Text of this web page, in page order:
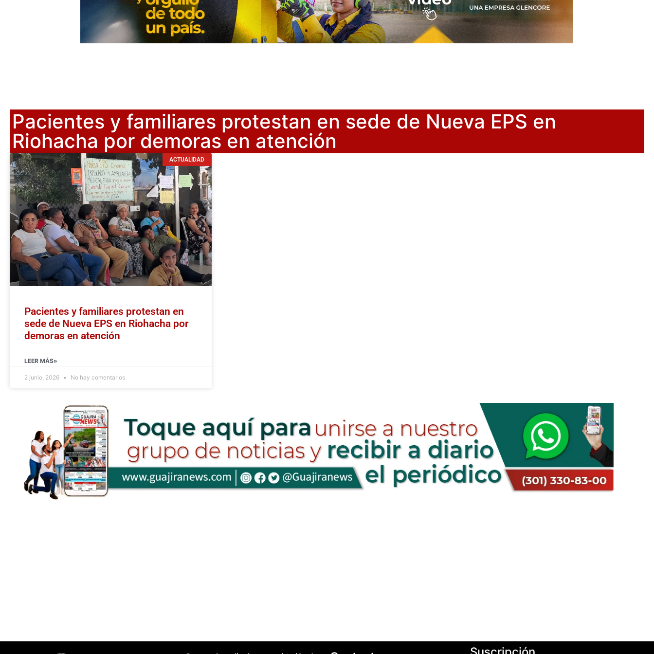
Pacientes y familiares protestan en sede de Nueva EPS en
Riohacha por demoras en atención
ACTUALIDAD
Pacientes y familiares protestan en
sede de Nueva EPS en Riohacha por
demoras en atención
LEER MÁS»
2 junio, 2026 No hay comentarios